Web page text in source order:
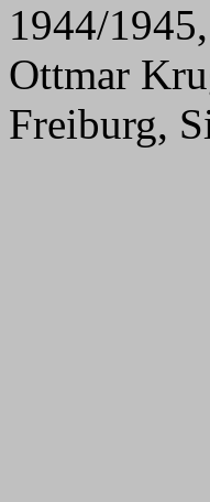
1944/
Ottmar
Freiburg,